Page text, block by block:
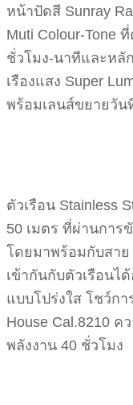
หน้าปัดสี Sunray
Muti Colour-Tone
ชั่วโมง-นาทีและหลั
เรืองแสง Super
พร้อมเลนส์ขยายวั
ตัวเรือน Stainless
50 เมตร ที่ผ่านการ
โดยมาพร้อมกับสาย
เข้ากันกับตัวเรือนไ
แบบโปร่งใส โชว์กา
House Cal.8210 ค
พลังงาน 40 ชั่วโมง